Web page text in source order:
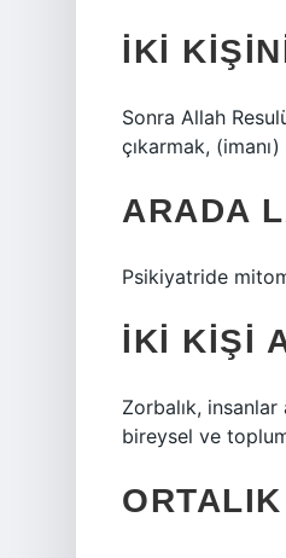
İKI
Sonra Allah
çıkarmak,
ARADA
Psikiyatride
İKI KIŞI
Zorbalık,
bireysel ve